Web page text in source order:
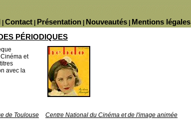
Mentions légales
Nouveautés
Présentation
Contact
PÉRIODIQUES
et
avec la
de Toulouse
Centre National du Cinéma et de l'image animée